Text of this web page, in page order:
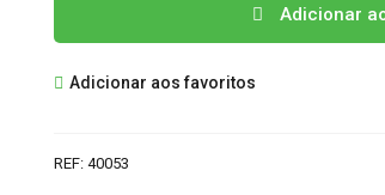
CIRCUITO
Adicionar
Adicionar aos favoritos
REF: 40053